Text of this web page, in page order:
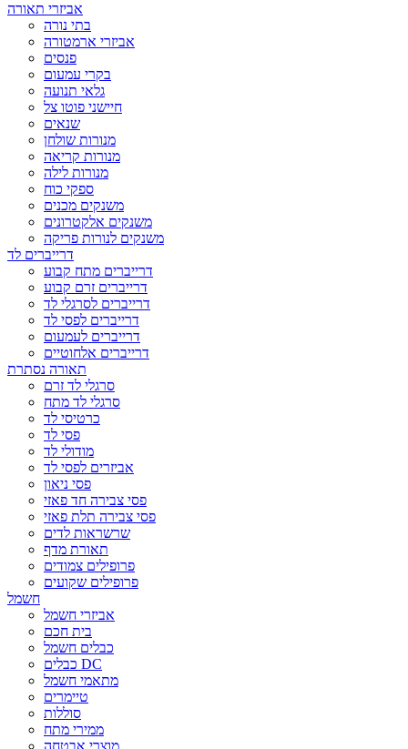
אביזרי תאורה
בתי נורה
אביזרי ארמטורה
פנסים
בקרי עמעום
גלאי תנועה
חיישני פוטו צל
שנאים
מנורות שולחן
מנורות קריאה
מנורות לילה
ספקי כוח
משנקים מכנים
משנקים אלקטרונים
משנקים לנורות פריקה
דרייברים לד
דרייברים מתח קבוע
דרייברים זרם קבוע
דרייברים לסרגלי לד
דרייברים לפסי לד
דרייברים לעמעום
דרייברים אלחוטיים
תאורה נסתרת
סרגלי לד זרם
סרגלי לד מתח
כרטיסי לד
פסי לד
מודולי לד
אביזרים לפסי לד
פסי ניאון
פסי צבירה חד פאזי
פסי צבירה תלת פאזי
שרשראות לדים
תאורת מדף
פרופילים צמודים
פרופילים שקועים
חשמל
אביזרי חשמל
בית חכם
כבלים חשמל
כבלים DC
מתאמי חשמל
טיימרים
סוללות
ממירי מתח